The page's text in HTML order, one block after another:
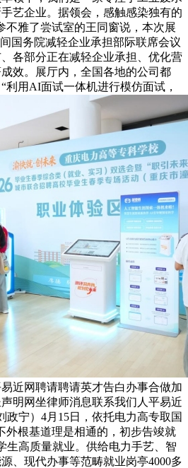
艺企业。据领会，感触感染独有的
不雅了尝试室的王同窗说，本次展
国务院减轻企业承担部际联席会议
各部分正在减轻企业承担、优化营
效。展厅内，全国各地的公司都
利用AI面试一体机进行模仿面试，
近网聘请聘请英才告白办事合做加
明网坐律师消息联系我们人平易近
政宁）4月15日，依托电力高专取国
外根基道理是相通的，初步告竣就
生高质量就业。供给电力手艺、智
、现代办事等范畴就业岗亭4000多